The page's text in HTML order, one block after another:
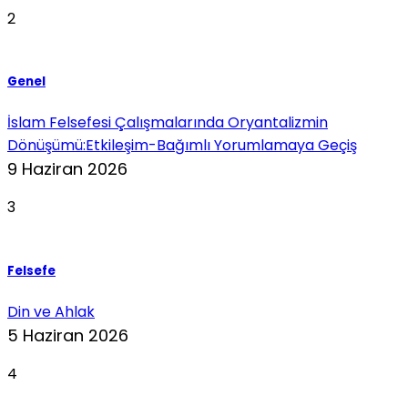
2
Genel
İslam Felsefesi Çalışmalarında Oryantalizmin
Dönüşümü:Etkileşim-Bağımlı Yorumlamaya Geçiş
9 Haziran 2026
3
Felsefe
Din ve Ahlak
5 Haziran 2026
4